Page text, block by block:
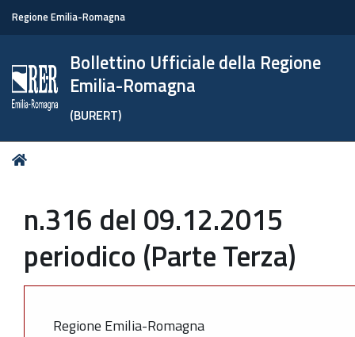
Regione Emilia-Romagna
Bollettino Ufficiale della Regione
Emilia-Romagna
(BURERT)
Tu
n.316 del 09.12.2015
periodico (Parte Terza)
Regione Emilia-Romagna